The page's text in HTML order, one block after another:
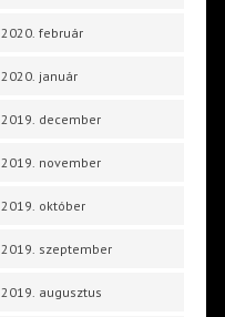
2020. február
2020. január
2019. december
2019. november
2019. október
2019. szeptember
2019. augusztus